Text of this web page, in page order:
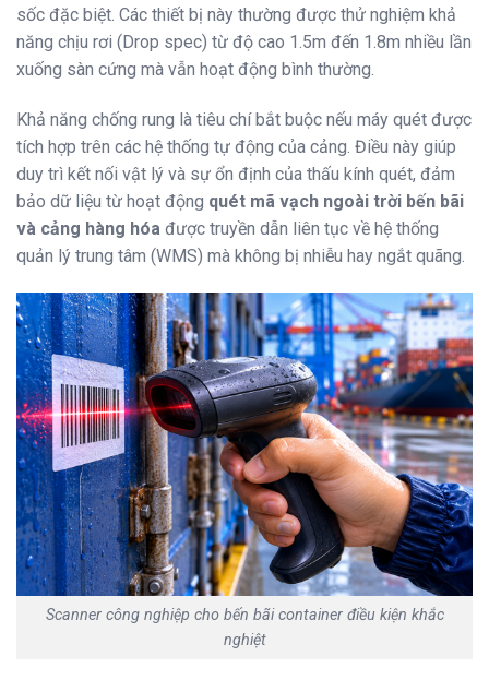
sốc đặc biệt. Các thiết bị này thường được thử nghiệm khả
năng chịu rơi (Drop spec) từ độ cao 1.5m đến 1.8m nhiều lần
xuống sàn cứng mà vẫn hoạt động bình thường.
Khả năng chống rung là tiêu chí bắt buộc nếu máy quét được
tích hợp trên các hệ thống tự động của cảng. Điều này giúp
duy trì kết nối vật lý và sự ổn định của thấu kính quét, đảm
bảo dữ liệu từ hoạt động quét mã vạch ngoài trời bến bãi
và cảng hàng hóa được truyền dẫn liên tục về hệ thống
quản lý trung tâm (WMS) mà không bị nhiễu hay ngắt quãng.
Scanner công nghiệp cho bến bãi container điều kiện khắc
nghiệt